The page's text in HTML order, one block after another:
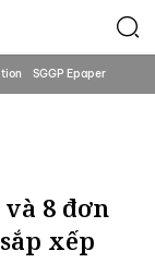
SGGP Epaper
8 đơn
xếp